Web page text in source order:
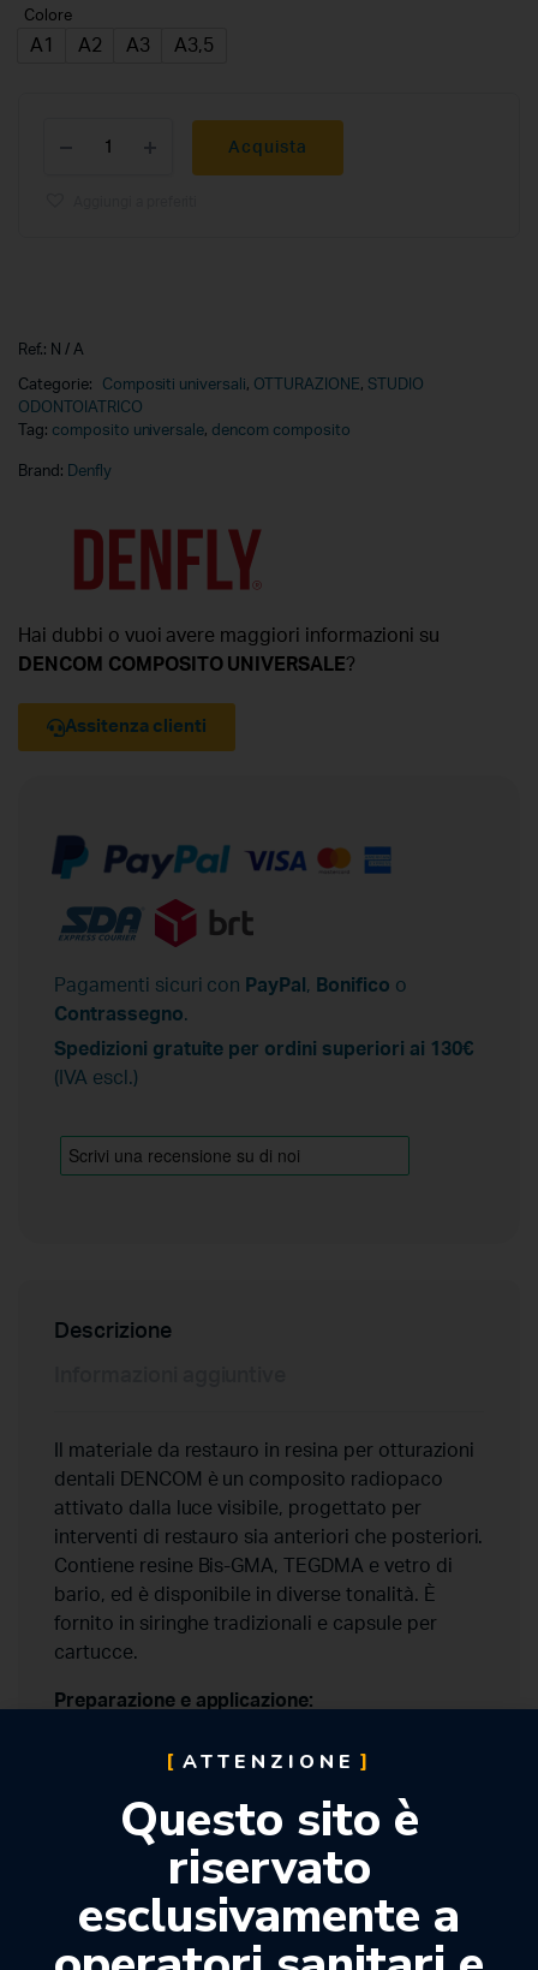
Colore
A1 A2 A3 A3,5
Acquista
Ref.: N / A
Categorie: Compositi universali, OTTURAZIONE, STUDIO
ODONTOIATRICO
Tag: composito universale, dencom composito
Brand: Denfly
Hai dubbi o vuoi avere maggiori informazioni su
DENCOM COMPOSITO UNIVERSALE?
Assitenza clienti
Pagamenti sicuri con PayPal , Bonifico o
Contrassegno.
Spedizioni gratuite per ordini superiori ai 130€
(IVA escl.)
Descrizione
Il materiale da restauro in resina per otturazioni
dentali DENCOM è un composito radiopaco
attivato dalla luce visibile, progettato per
interventi di restauro sia anteriori che posteriori.
Contiene resine Bis-GMA, TEGDMA e vetro di
bario, ed è disponibile in diverse tonalità. È
fornito in siringhe tradizionali e capsule per
cartucce.
Preparazione e applicazione:
1. Profilassi – Pulire i denti con pomice e acqua
2. Scelta del colore – Selezionare la tonalità
corrispondente ai criteri VITAPAN prima di
isolare il dente.
3. Isolamento – Preferibilmente utilizzare una
diga di gomma; alternativamente impiegare rulli
di cotone e aspiratori.
ATTENZIONE
Questo sito è
riservato
esclusivamente a